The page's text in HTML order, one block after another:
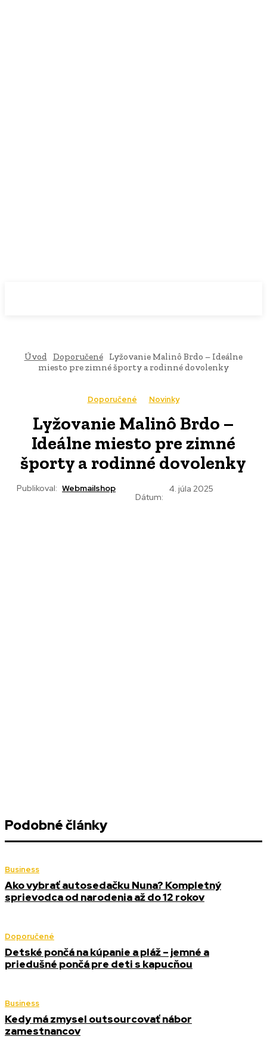
Úvod Doporučené
Lyžovanie Malinô Brdo – Ideálne
miesto pre zimné športy a rodinné dovolenky
Doporučené Novinky
Lyžovanie Malinô Brdo –
Ideálne miesto pre zimné
športy a rodinné dovolenky
Publikoval: Webmailshop
Dátum:
4. júla 2025
Podobné články
Business
Ako vybrať autosedačku Nuna? Kompletný
sprievodca od narodenia až do 12 rokov
Doporučené
Detské pončá na kúpanie a pláž – jemné a
priedušné pončá pre deti s kapucňou
Business
Kedy má zmysel outsourcovať nábor
zamestnancov